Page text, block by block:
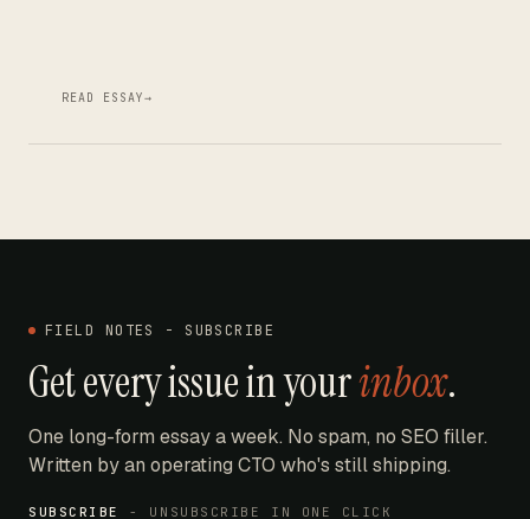
READ ESSAY→
FIELD NOTES - SUBSCRIBE
Get every issue in yourinbox.
One long-form essay a week. No spam, no SEO filler.
Written by an operating CTO who's still shipping.
SUBSCRIBE - UNSUBSCRIBE IN ONE CLICK